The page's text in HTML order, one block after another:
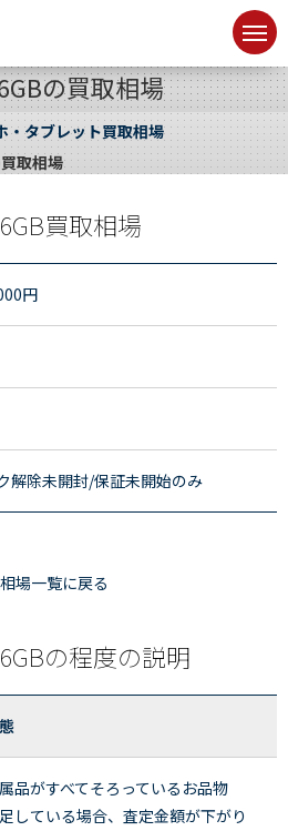
の買取相場
・タブレット買取相場
取相場
買取相場
円
解除未開封/保証未開始のみ
場一覧に戻る
の程度の説明
品がすべてそろっているお品物
している場合、査定金額が下がり